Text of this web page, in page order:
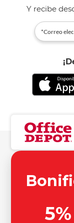
Y recibe